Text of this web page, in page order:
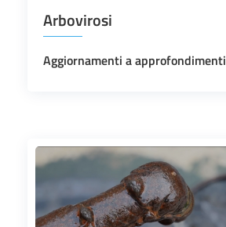
Arbovirosi
Aggiornamenti a approfondimenti